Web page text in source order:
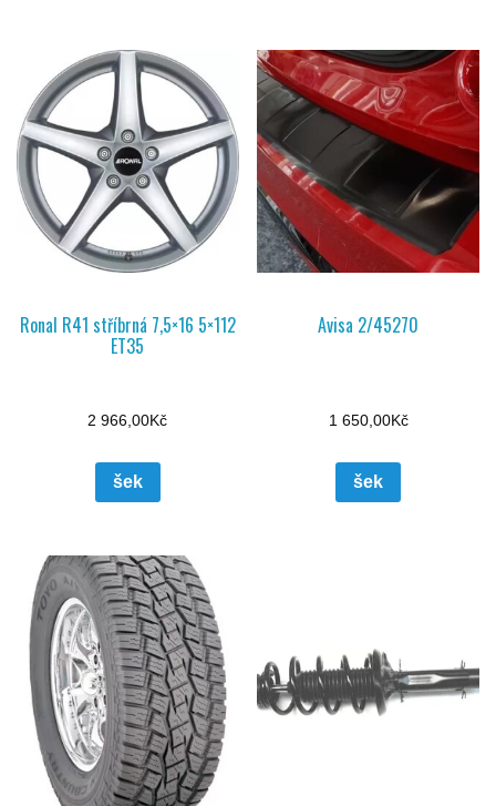
Ronal R41 stříbrná 7,5×16 5×112
ET35
2 966,00Kč
šek
Avisa 2/45270
1 650,00Kč
šek